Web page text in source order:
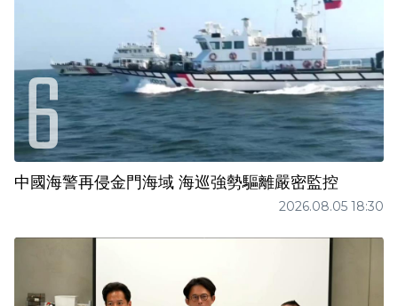
中國海警再侵金門海域 海巡強勢驅離嚴密監控
2026.08.05 18:30